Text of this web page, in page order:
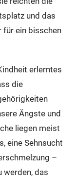
und das
für ein bisschen
erlerntes
die
Ängste und
liegen meist
eine Sehnsucht
–
werden, das